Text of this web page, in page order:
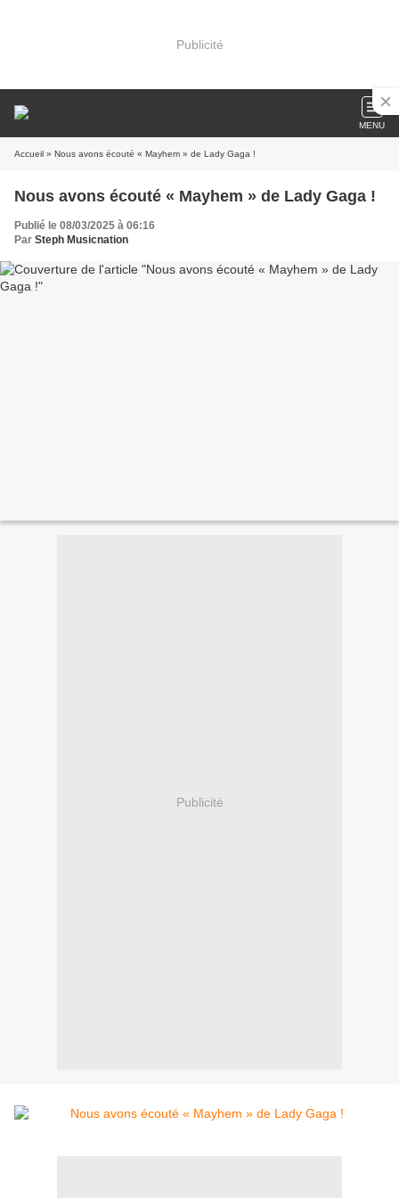
Publicité
MENU
Accueil » Nous avons écouté « Mayhem » de Lady Gaga !
Nous avons écouté « Mayhem » de Lady Gaga !
Publié le 08/03/2025 à 06:16
Par Steph Musicnation
Publicité